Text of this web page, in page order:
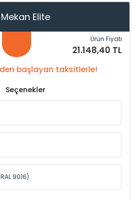
Mekan Elite
Ürün Fiyatı
21.148,40 TL
den başlayan taksitlerle!
Seçenekler